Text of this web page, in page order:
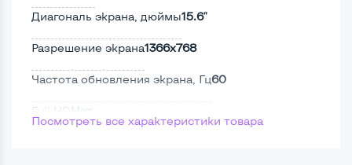
Диагональ экрана, дюймы15.6"
Разрешение экрана1366x768
Частота обновления экрана, Гц60
Full HD Нет
Посмотреть все характеристики товара